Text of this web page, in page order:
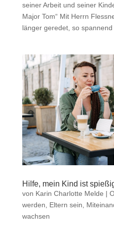
seiner Arbeit und seiner
Major Tom“ Mit Herrn
länger geredet, so spannend
Hilfe, mein Kind ist
von Karin Charlotte Melde |
werden, Eltern sein
wachsen